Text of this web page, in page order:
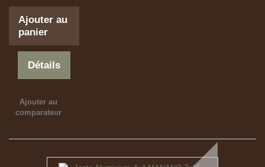
Ajouter au
panier
Détails
Ajouter au
comparateur